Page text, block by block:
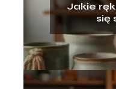
Jakie
się